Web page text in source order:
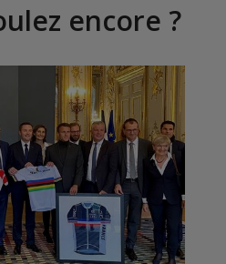
encore ?